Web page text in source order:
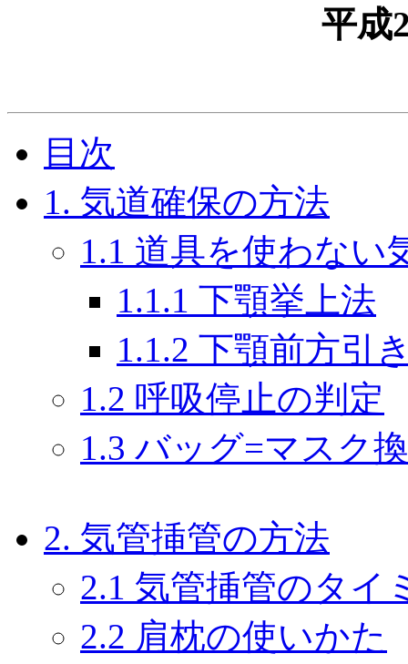
平成
目次
1. 気道確保の方法
1.1 道具を使わない
1.1.1 下顎挙上法
1.1.2 下顎前方引
1.2 呼吸停止の判定
1.3 バッグ=マスク
2. 気管挿管の方法
2.1 気管挿管のタイ
2.2 肩枕の使いかた